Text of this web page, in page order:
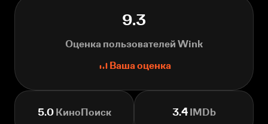
9.3
Оценка пользователей Wink
Ваша оценка
5.0КиноПоиск 3.4IMDb